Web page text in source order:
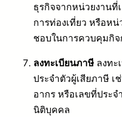
ธุรกิจจากหน่วยงานที่
การท่องเที่ยว หรือห
ชอบในการควบคุมกิจ
ลงทะเบียนภาษี ลงทะ
ประจำตัวผู้เสียภาษี เ
อากร หรือเลขที่ประจ
นิติบุคคล